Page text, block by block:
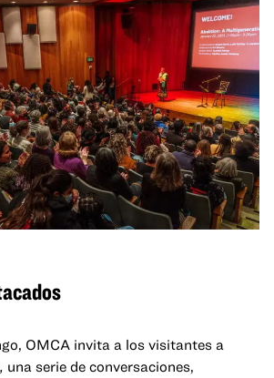
OMCA invita a los visitantes a
una serie de conversaciones,